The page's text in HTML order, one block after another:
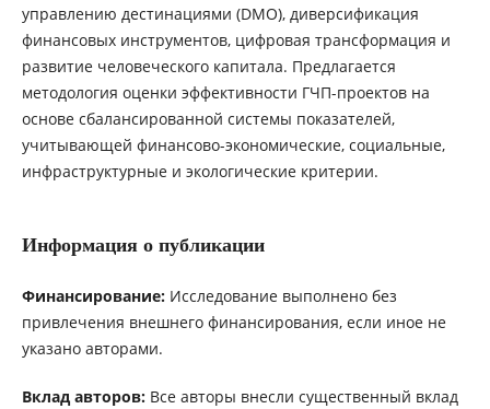
управлению дестинациями (DMO), диверсификация
финансовых инструментов, цифровая трансформация и
развитие человеческого капитала. Предлагается
методология оценки эффективности ГЧП-проектов на
основе сбалансированной системы показателей,
учитывающей финансово-экономические, социальные,
инфраструктурные и экологические критерии.
Информация о публикации
Финансирование:Исследование выполнено без
привлечения внешнего финансирования, если иное не
указано авторами.
Вклад авторов:Все авторы внесли существенный вклад